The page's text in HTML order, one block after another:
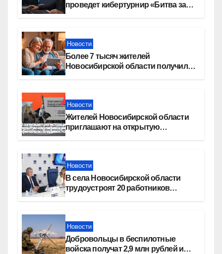
проведет кибертурнир «Битва за
Новости
Более 7 тысяч жителей
Новосибирской области получили
Новости
Жителей Новосибирской области
приглашают на открытую
Новости
В села Новосибирской области
трудоустроят 20 работников
Новости
Добровольцы в беспилотные
войска получат 2,9 млн рублей и